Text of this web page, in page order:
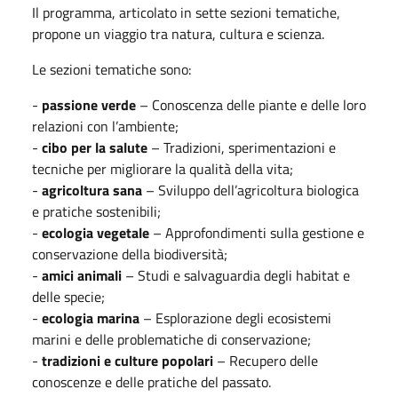
Il programma, articolato in sette sezioni tematiche,
propone un viaggio tra natura, cultura e scienza.
Le sezioni tematiche sono:
- passione verde – Conoscenza delle piante e delle loro
relazioni con l’ambiente;
- cibo per la salute – Tradizioni, sperimentazioni e
tecniche per migliorare la qualità della vita;
- agricoltura sana – Sviluppo dell’agricoltura biologica
e pratiche sostenibili;
- ecologia vegetale – Approfondimenti sulla gestione e
conservazione della biodiversità;
- amici animali – Studi e salvaguardia degli habitat e
delle specie;
- ecologia marina – Esplorazione degli ecosistemi
marini e delle problematiche di conservazione;
- tradizioni e culture popolari – Recupero delle
conoscenze e delle pratiche del passato.